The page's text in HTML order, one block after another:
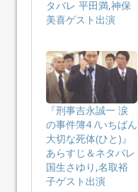
タバレ 平田満,神保
美喜ゲスト出演
『刑事吉永誠一 涙
の事件簿4 /いちばん
大切な死体(ひと)』
あらすじ＆ネタバレ
国生さゆり,名取裕
子ゲスト出演